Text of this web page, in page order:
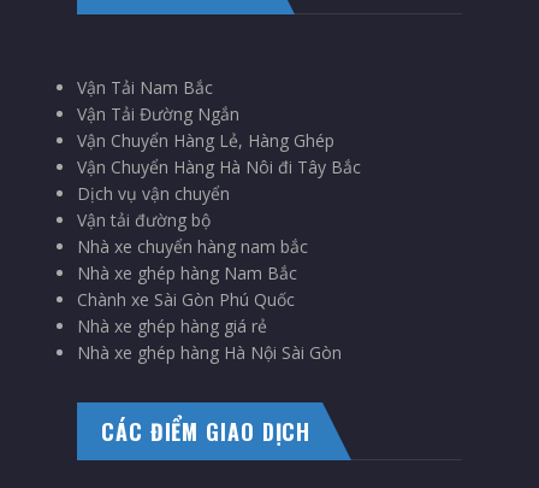
Vận Tải Nam Bắc
Vận Tải Đường Ngắn
Vận Chuyển Hàng Lẻ, Hàng Ghép
Vận Chuyển Hàng Hà Nôi đi Tây Bắc
Dịch vụ vận chuyển
Vận tải đường bộ
Nhà xe chuyển hàng nam bắc
Nhà xe ghép hàng Nam Bắc
Chành xe Sài Gòn Phú Quốc
Nhà xe ghép hàng giá rẻ
Nhà xe ghép hàng Hà Nội Sài Gòn
CÁC ĐIỂM GIAO DỊCH